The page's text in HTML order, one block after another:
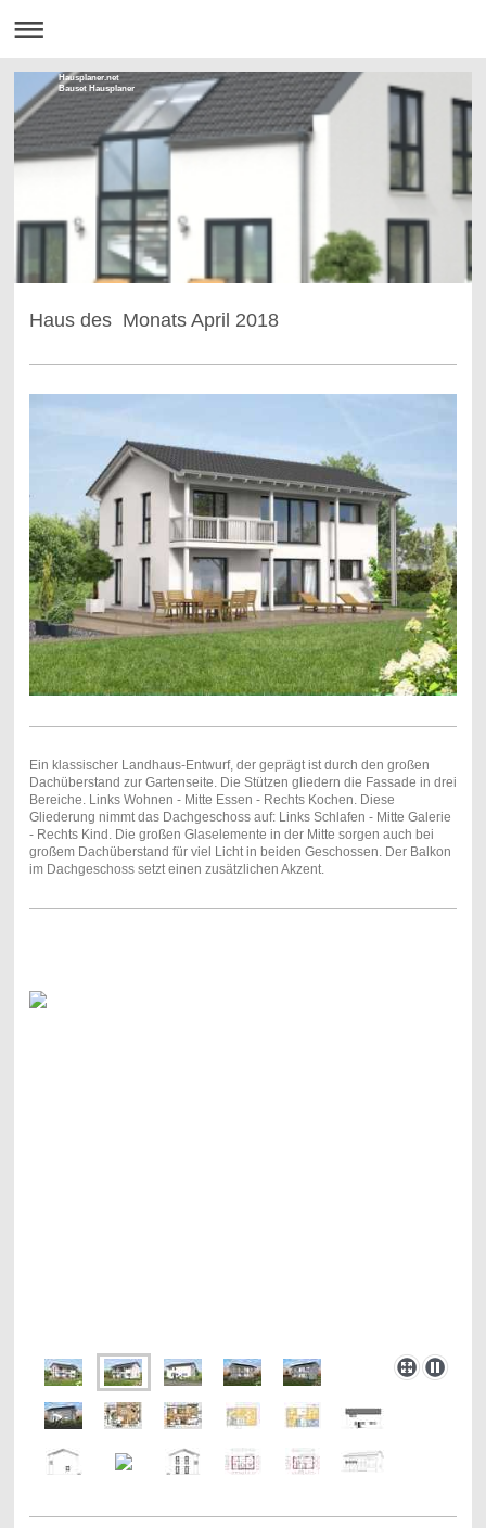
Hausplaner.net
Bauset Hausplaner
Haus des Monats April 2018
Ein klassischer Landhaus-Entwurf, der geprägt ist durch den großen
Dachüberstand zur Gartenseite. Die Stützen gliedern die Fassade in drei
Bereiche. Links Wohnen - Mitte Essen - Rechts Kochen. Diese
Gliederung nimmt das Dachgeschoss auf: Links Schlafen - Mitte Galerie
- Rechts Kind. Die großen Glaselemente in der Mitte sorgen auch bei
großem Dachüberstand für viel Licht in beiden Geschossen. Der Balkon
im Dachgeschoss setzt einen zusätzlichen Akzent.